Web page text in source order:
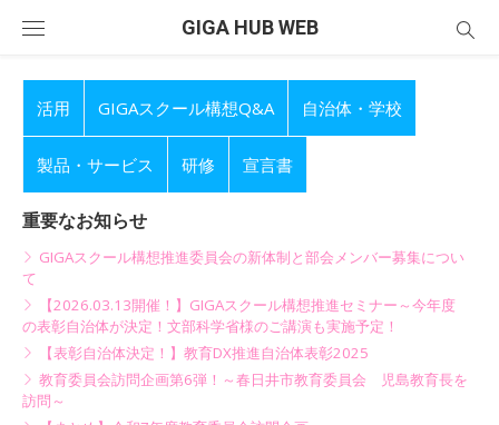
GIGA HUB WEB
活用 GIGAスクール構想Q&A 自治体・学校
製品・サービス 研修 宣言書
重要なお知らせ
GIGAスクール構想推進委員会の新体制と部会メンバー募集につい
て
【2026.03.13開催！】GIGAスクール構想推進セミナー～今年度
の表彰自治体が決定！文部科学省様のご講演も実施予定！
【表彰自治体決定！】教育DX推進自治体表彰2025
教育委員会訪問企画第6弾！～春日井市教育委員会 児島教育長を
訪問～